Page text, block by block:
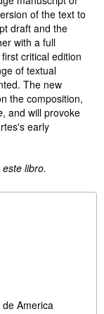
of the text to
draft and the
with a full
critical edition
of textual
The new
the composition,
, and will provoke
early
libro.
America